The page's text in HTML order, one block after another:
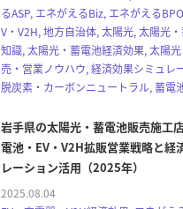
るASP, エネがえるBiz, エネがえる
V・V2H, 地方自治体, 太陽光, 太陽光
知識, 太陽光・蓄電池経済効果, 太陽
売・営業ノウハウ, 経済効果シミュレ
脱炭素・カーボンニュートラル, 蓄電
岩手県の太陽光・蓄電池販売施工
電池・EV・V2H拡販営業戦略と経
レーション活用（2025年）
2025.08.04